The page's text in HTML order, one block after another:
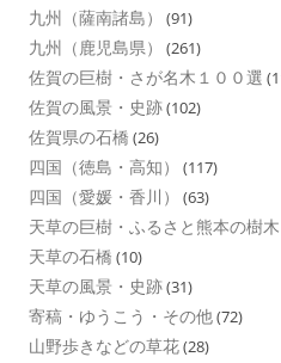
九州（薩南諸島） (91)
九州（鹿児島県） (261)
佐賀の巨樹・さが名木１００選
佐賀の風景・史跡(102)
佐賀県の石橋 (26)
四国（徳島・高知） (117)
四国（愛媛・香川） (63)
天草の巨樹・ふるさと熊本の樹木
天草の石橋 (10)
天草の風景・史跡(31)
寄稿・ゆうこう・その他(72)
山野歩きなどの草花(28)